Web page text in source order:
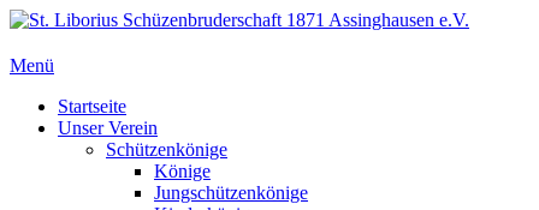
Zum
springen
St. Liborius Schüzenbruderschaft 1871 Assinghausen e.V.
Menü
Primäres
Menü
Startseite
Unser Verein
Schützenkönige
Könige
Jungschützenkönige